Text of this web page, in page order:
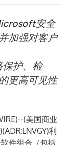
安全
加强对客户
护、检
更高可见性
)--(美国商业
利
件组合（包括